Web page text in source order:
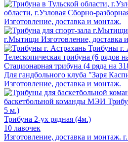
области, г.Узловая Сборно-
Изготовление, доставка и монтаж.
г.Мытищи Изготовление, доставка
Трибуны г.
Телескопическая трибуна (6 рядов
Стационарная трибуна (4 ряда на
Для гандбольного клуба "Заря
Изготовление, доставка и монтаж.
баскетбольной команды МЭИ
5 м.)
Трибуна 2-ух рядная (4м.)
10 лавочек
Изготовление, доставка и монтаж.